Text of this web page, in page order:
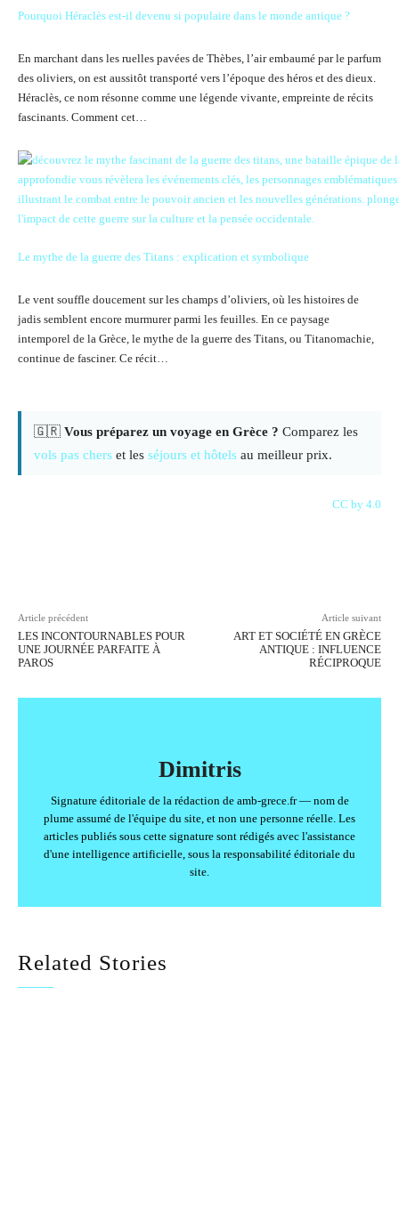
Pourquoi Héraclès est-il devenu si populaire dans le monde antique ?
En marchant dans les ruelles pavées de Thèbes, l’air embaumé par le parfum
des oliviers, on est aussitôt transporté vers l’époque des héros et des dieux.
Héraclès, ce nom résonne comme une légende vivante, empreinte de récits
fascinants. Comment cet…
Le mythe de la guerre des Titans : explication et symbolique
Le vent souffle doucement sur les champs d’oliviers, où les histoires de
jadis semblent encore murmurer parmi les feuilles. En ce paysage
intemporel de la Grèce, le mythe de la guerre des Titans, ou Titanomachie,
continue de fasciner. Ce récit…
🇬🇷 Vous préparez un voyage en Grèce ? Comparez les
vols pas chers et les séjours et hôtels au meilleur prix.
CC by 4.0
Article précédent
LES INCONTOURNABLES POUR
UNE JOURNÉE PARFAITE À
PAROS
Article suivant
ART ET SOCIÉTÉ EN GRÈCE
ANTIQUE : INFLUENCE
RÉCIPROQUE
Dimitris
Signature éditoriale de la rédaction de amb-grece.fr — nom de
plume assumé de l'équipe du site, et non une personne réelle. Les
articles publiés sous cette signature sont rédigés avec l'assistance
d'une intelligence artificielle, sous la responsabilité éditoriale du
site.
Related Stories